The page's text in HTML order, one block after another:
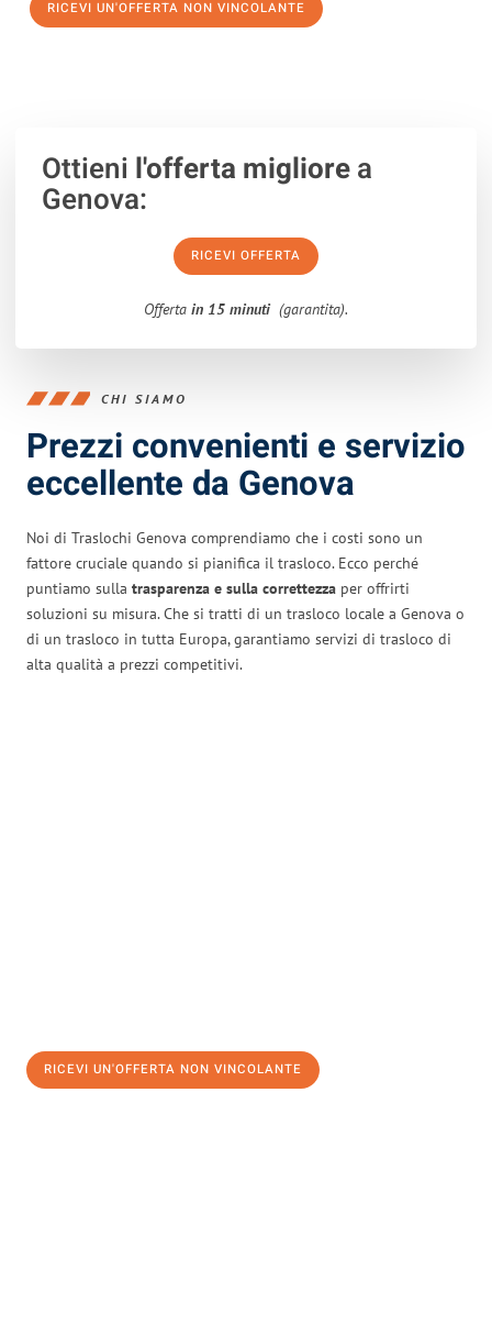
RICEVI UN'OFFERTA NON VINCOLANTE
Ottieni l'offerta migliorea
Genova:
RICEVI OFFERTA
Offerta in 15 minuti (garantita).
CHI SIAMO
Prezzi convenienti e servizio
eccellente da Genova
Noi di Traslochi Genova comprendiamo che i costi sono un
fattore cruciale quando si pianifica il trasloco. Ecco perché
puntiamo sulla trasparenza e sulla correttezza per offrirti
soluzioni su misura. Che si tratti di un trasloco locale a Genova o
di un trasloco in tutta Europa, garantiamo servizi di trasloco di
alta qualità a prezzi competitivi.
RICEVI UN'OFFERTA NON VINCOLANTE